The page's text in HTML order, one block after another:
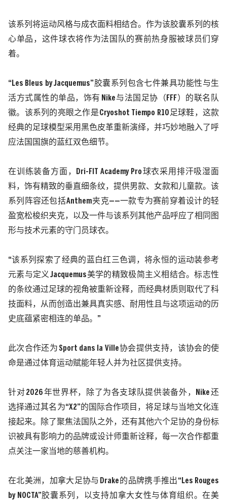
该系列将运动风格与成衣面料相结合。作为该胶囊系列的核
心单品，这件球衣将作为法国队的赛前热身服被球员们穿
着。
“ Les Bleus by Jacquemus”胶囊系列包含七件兼具功能性与生
活方式属性的单品，饰有 Nike 与法国足协（ FFF ）的联名队
徽。该系列的亮眼之作是 Cryoshot Tiempo R10 足球鞋，这款
经典的足球模型采用黑色皮革重新演绎，并巧妙地融入了呼
应法国国旗的蓝红双色细节。
在训练装备方面， Dri-FIT Academy Pro球衣采用排汗吸湿面
料，饰有精致的垂直细条纹，提供男款、女款和儿童款。该
系列阵容还包括Anthem夹克——一款专为赛前穿着设计的轻
盈宽松梭织夹克，以及一件与该系列其他产品呼应了相同图
形与技术元素的守门员球衣。
“该系列探索了经典的蓝白红三色调，将永恒的运动装参考
元素与定义 Jacquemus 美学的精致极简主义相结合。标志性
的条纹通过足球的视角被重新诠释，而经典材质则取代了科
技面料，从而创造出兼具真实感、耐用性且与这项运动的历
史底蕴紧密相连的单品。”
此次合作还为 Sport dans la Ville协会提供支持，该协会的使
命是通过体育运动赋能年轻人并为社区提供支持。
针对 2026 年世界杯，除了为各支球队提供装备外， Nike还
选择通过其名为“X2”的国际合作项目，将足球与当地文化连
接起来。除了聚焦法国队之外，还有其他六个足协的身份标
识被具有影响力的品牌或设计师重新诠释，每一次合作都重
点关注一家当地的慈善机构。
在北美洲，加拿大足协与 Drake 的品牌携手推出“Les Rouges
by NOCTA”胶囊系列，以支持加拿大女性与体育组织。在美